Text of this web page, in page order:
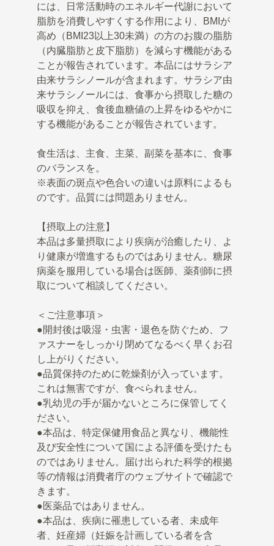
には、日常活動時のエネルギー代謝において
脂肪を消費しやすくする作用により、BMIが
高め（BMI23以上30未満）の方のお腹の脂肪
（内臓脂肪と皮下脂肪）を減らす機能がある
ことが報告されています。本品にはサラシア
由来サラシノールが含まれます。サラシア由
来サラシノールには、食事から摂取した糖の
吸収を抑え、食後血糖値の上昇をゆるやかに
する機能があることが報告されています。
食生活は、主食、主菜、副菜を基本に、食事
のバランスを。
※表面の斑点や色合いの違いは原料によるも
のです。品質には問題ありません。
【摂取上の注意】
本品は多量摂取により疾病が治癒したり、よ
り健康が増進するものではありません。糖尿
病薬を服用している場合は医師、薬剤師に摂
取について相談してください。
＜ご注意事項＞
●開封後は吸湿・虫害・退色を防ぐため、フ
ァスナーをしっかり閉めてなるべく早くお召
し上がりください。
●品質保持のために乾燥剤が入っています。
これは無害ですが、食べられません。
●乳幼児の手が届かないところに保管してく
ださい。
●本品は、特定保健用食品と異なり、機能性
及び安全性について国による評価を受けたも
のではありません。届け出られた科学的根拠
等の情報は消費者庁のウェブサイトで確認で
きます。
●医薬品ではありません。
●本品は、疾病に罹患している者、未成年
者、妊産婦（妊娠を計画している者を含